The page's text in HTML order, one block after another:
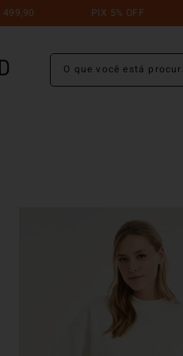
PIX 5% OFF
O que você está